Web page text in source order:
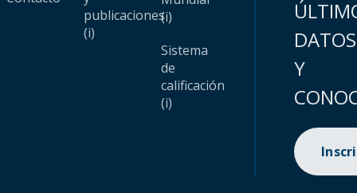
publicaciones
(i)
(i)
Sistema
de
calificación
(i)
DATOS
Y